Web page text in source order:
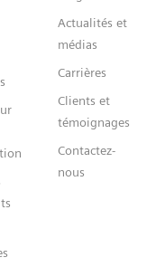
Actualités et
médias
Carrières
Clients et
témoignages
Contactez-
nous